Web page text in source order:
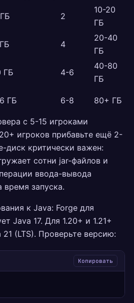
2
10-20
ГБ
4
20-40
ГБ
ГБ 4-6
40-80
ГБ
ГБ 6-8 80+ ГБ
с 5-15 игроками
игроков прибавьте ещё 2-
диск критически важен:
сотни jar-файлов и
ввода-вывода
запуска.
к Java: Forge для
Java 17. Для 1.20+ и 1.21+
(LTS). Проверьте версию:
Копировать